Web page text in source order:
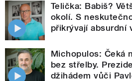
Telička: Babiš?
okolí. S
přikrývají absurdní
Michopulos: Čeká
bez střelby.
džihádem vůči